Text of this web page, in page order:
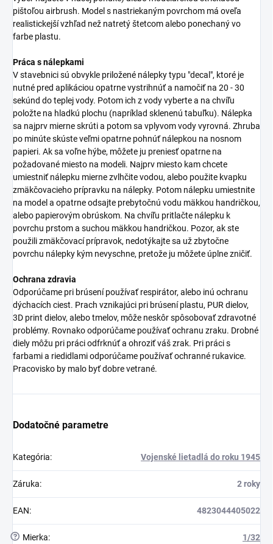
pištoľou airbrush. Model s nastriekaným povrchom má oveľa
realistickejší vzhľad než natretý štetcom alebo ponechaný vo
farbe plastu.
Práca s nálepkami
V stavebnici sú obvykle priložené nálepky typu "decal", ktoré je
nutné pred aplikáciou opatrne vystrihnúť a namočiť na 20 - 30
sekúnd do teplej vody. Potom ich z vody vyberte a na chvíľu
položte na hladkú plochu (napríklad sklenenú tabuľku). Nálepka
sa najprv mierne skrúti a potom sa vplyvom vody vyrovná. Zhruba
po minúte skúste veľmi opatrne pohnúť nálepkou na nosnom
papieri. Ak sa voľne hýbe, môžete ju preniesť opatrne na
požadované miesto na modeli. Najprv miesto kam chcete
umiestniť nálepku mierne zvlhčite vodou, alebo použite kvapku
zmäkčovacieho prípravku na nálepky. Potom nálepku umiestnite
na model a opatrne odsajte prebytočnú vodu mäkkou handričkou,
alebo papierovým obrúskom. Na chvíľu pritlačte nálepku k
povrchu prstom a suchou mäkkou handričkou. Pozor, ak ste
použili zmäkčovací prípravok, nedotýkajte sa už zbytočne
povrchu nálepky kým nevyschne, pretože ju môžete úplne zničiť.
Ochrana zdravia
Odporúčame pri brúsení používať respirátor, alebo inú ochranu
dýchacích ciest. Prach vznikajúci pri brúsení plastu, PUR dielov,
3D print dielov, alebo tmelov, môže neskôr spôsobovať zdravotné
problémy. Rovnako odporúčame používať ochranu zraku. Drobné
diely môžu pri práci odfrknúť a ohroziť váš zrak. Pri práci s
farbami a riedidlami odporúčame používať ochranné rukavice.
Pracovisko by malo byť dobre vetrané.
Dodatočné parametre
Kategória: Vojenské lietadlá do roku 1945
Záruka: 2 roky
EAN: 4823044405022
? Mierka: 1/32